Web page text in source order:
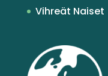
Vihreät Naiset